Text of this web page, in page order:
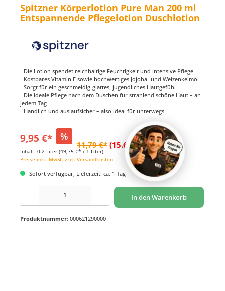
Spitzner Körperlotion Pure Man 200 ml
Entspannende Pflegelotion Duschlotion
- Die Lotion spendet reichhaltige Feuchtigkeit und intensive Pflege
- Kostbares Vitamin E sowie hochwertiges Jojoba- und Weizenkeimöl
- Sorgt für ein geschmeidig-glattes, jugendliches Hautgefühl
- Die ideale Pflege nach dem Duschen für strahlend schöne Haut – an
jedem Tag
- Handlich und auslaufsicher – also ideal für unterwegs
9,95 €* %
11,79 €* (15.61% gespart)
Inhalt: 0.2 Liter (49,75 €* / 1 Liter)
Preise inkl. MwSt. zzgl. Versandkosten
Sofort verfügbar, Lieferzeit: ca. 1 Tag
Produkt Anzahl: Gib den gewünschten Wert ein oder benutze die Schaltflächen um
In den Warenkorb
Produktnummer: 000621290000